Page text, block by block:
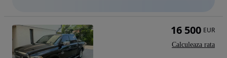
16 500 EUR
Calculeaza rata